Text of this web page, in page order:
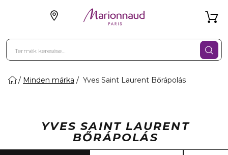
Minden márka Yves Saint Laurent Bőrápolás
YVES SAINT LAURENT
BŐRÁPOLÁS